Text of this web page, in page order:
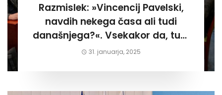
Razmislek: »Vincencij Pavelski,
navdih nekega časa ali tudi
današnjega?«. Vsekakor da, tudi
današnjega«
31. januarja, 2025